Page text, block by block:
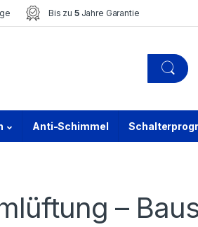
Bis zu 5Jahre Garantie
Anti-Schimmel
–